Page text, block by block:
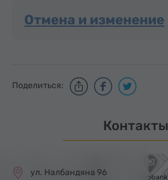
Отмена и изменение
Поделиться:
Контакты
ул. Налбандяна 96